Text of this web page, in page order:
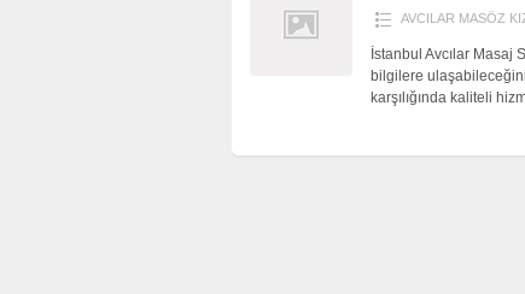
AVCILAR MASÖZ
İstanbul Avcılar Masaj
bilgilere
karşılığında kaliteli